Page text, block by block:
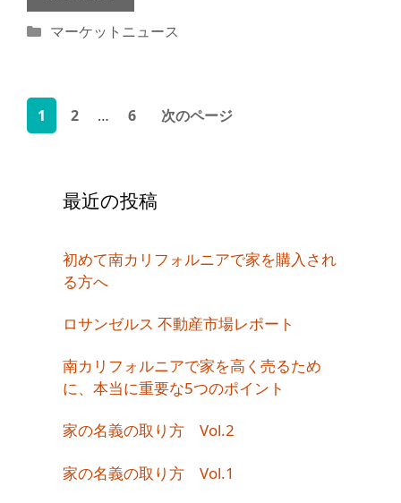
カ
リ
マーケットニュース
ペ
ー
1
ペ
2 …
ペ
6 次のページ
最近の投稿
初めて南カリフォルニアで家を購入され
る方へ
ロサンゼルス 不動産市場レポート
南カリフォルニアで家を高く売るため
に、本当に重要な5つのポイント
家の名義の取り方 Vol.2
家の名義の取り方 Vol.1